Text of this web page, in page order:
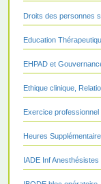
Droits des personnes
Education
EHPAD et
Ethique clinique,
Exercice professionnel
Heures
IADE Inf Anesthésistes